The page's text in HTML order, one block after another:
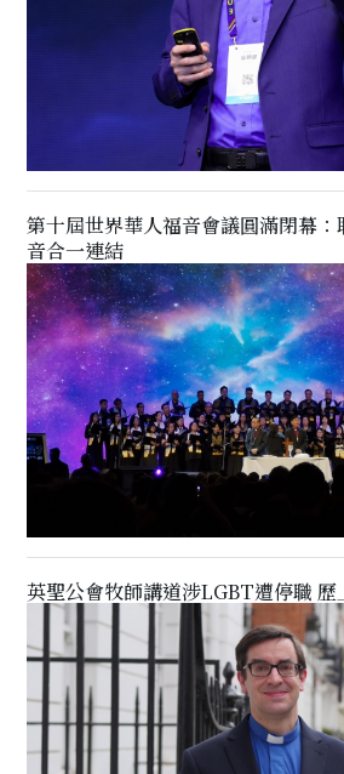
第十屆世界華人福音會議圓滿閉幕
音合一連結
英聖公會牧師講道涉LGBT遭停職 歷